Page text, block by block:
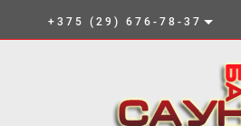
+375 (29) 676-78-37